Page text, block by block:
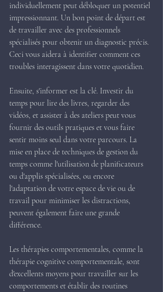
individuellement peut débloquer un potentiel
impressionnant. Un bon point de départ est
de travailler avec des professionnels
spécialisés pour obtenir un diagnostic précis.
Ceci vous aidera à identifier comment ces
troubles interagissent dans votre quotidien.
Ensuite, s'informer est la clé. Investir du
temps pour lire des livres, regarder des
vidéos, et assister à des ateliers peut vous
fournir des outils pratiques et vous faire
sentir moins seul dans votre parcours. La
mise en place de techniques de gestion du
temps comme l'utilisation de planificateurs
ou d'applis spécialisées, ou encore
l'adaptation de votre espace de vie ou de
travail pour minimiser les distractions,
peuvent également faire une grande
différence.
Les thérapies comportementales, comme la
thérapie cognitive comportementale, sont
d'excellents moyens pour travailler sur les
comportements et établir des routines